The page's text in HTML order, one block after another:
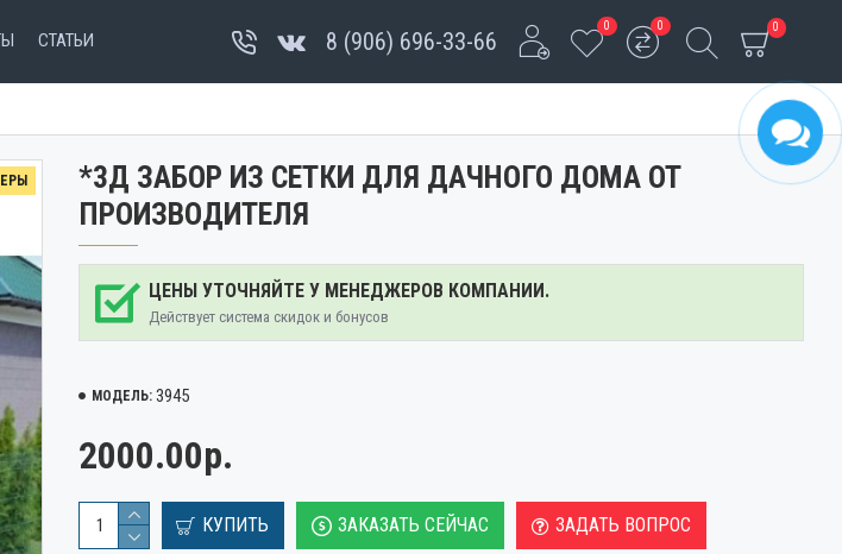
СТАТЬИ 8 (906) 696-33-66
0 0 0
*3Д ЗАБОР ИЗ СЕТКИ ДЛЯ ДАЧНОГО ДОМА ОТ
ПРОИЗВОДИТЕЛЯ
ЦЕНЫ УТОЧНЯЙТЕ У МЕНЕДЖЕРОВ КОМПАНИИ.
Действует система скидок и бонусов
МОДЕЛЬ: 3945
2000.00р.
КУПИТЬ ЗАКАЗАТЬ СЕЙЧАС ЗАДАТЬ ВОПРОС